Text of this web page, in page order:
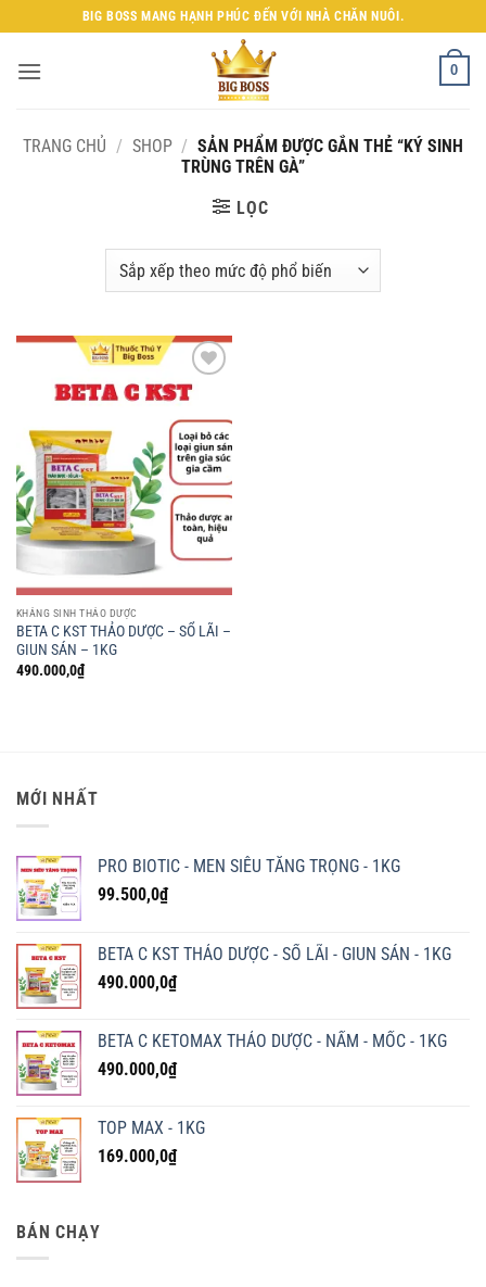
qua
nội
BIG BOSS MANG HẠNH PHÚC ĐẾN VỚI NHÀ CHĂN NUÔI.
0
TRANG CHỦ / SHOP / SẢN PHẨM ĐƯỢC GẮN THẺ “KÝ SINH
TRÙNG TRÊN GÀ”
LỌC
Add to
wishlist
KHÁNG SINH THẢO DƯỢC
BETA C KST THẢO DƯỢC – SỔ LÃI –
GIUN SÁN – 1KG
490.000,0₫
MỚI NHẤT
PRO BIOTIC - MEN SIÊU TĂNG TRỌNG - 1KG
99.500,0₫
BETA C KST THẢO DƯỢC - SỔ LÃI - GIUN SÁN - 1KG
490.000,0₫
BETA C KETOMAX THẢO DƯỢC - NẤM - MỐC - 1KG
490.000,0₫
TOP MAX - 1KG
169.000,0₫
BÁN CHẠY